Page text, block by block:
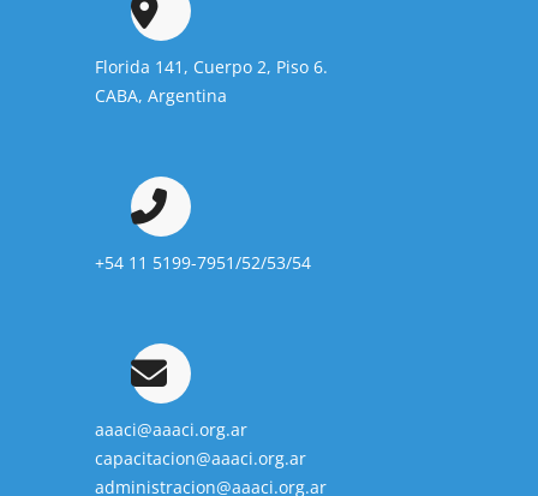
Florida 141, Cuerpo 2, Piso 6.
CABA, Argentina
+54 11 5199-7951/52/53/54
aaaci@aaaci.org.ar
capacitacion@aaaci.org.ar
administracion@aaaci.org.ar